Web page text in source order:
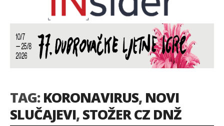
TAG:KORONAVIRUS, NOVI
SLUČAJEVI,STOŽER CZ DNŽ